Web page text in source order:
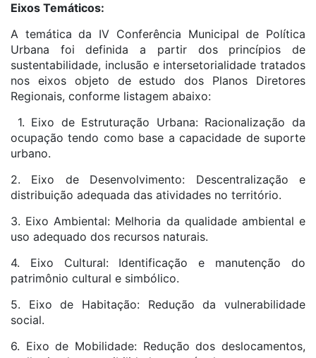
Eixos Temáticos:
A temática da IV Conferência Municipal de Política
Urbana foi definida a partir dos princípios de
sustentabilidade, inclusão e intersetorialidade tratados
nos eixos objeto de estudo dos Planos Diretores
Regionais, conforme listagem abaixo:
1. Eixo de Estruturação Urbana: Racionalização da
ocupação tendo como base a capacidade de suporte
urbano.
2. Eixo de Desenvolvimento: Descentralização e
distribuição adequada das atividades no território.
3. Eixo Ambiental: Melhoria da qualidade ambiental e
uso adequado dos recursos naturais.
4. Eixo Cultural: Identificação e manutenção do
patrimônio cultural e simbólico.
5. Eixo de Habitação: Redução da vulnerabilidade
social.
6. Eixo de Mobilidade: Redução dos deslocamentos,